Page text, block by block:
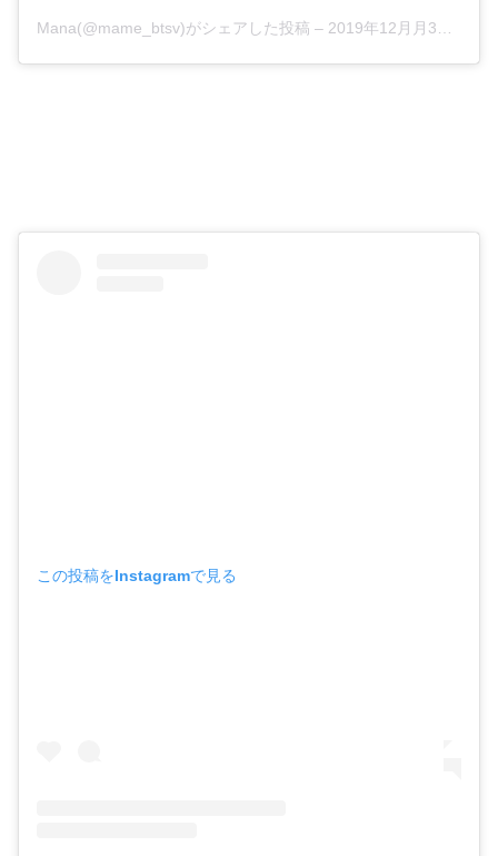
Mana(@mame_btsv)がシェアした投稿 – 2019年12月月3日午前2時30分PST
この投稿をInstagramで見る